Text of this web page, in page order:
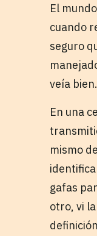
El
cuando
seguro
veía bien.
En una
mismo
gafas
otro, vi